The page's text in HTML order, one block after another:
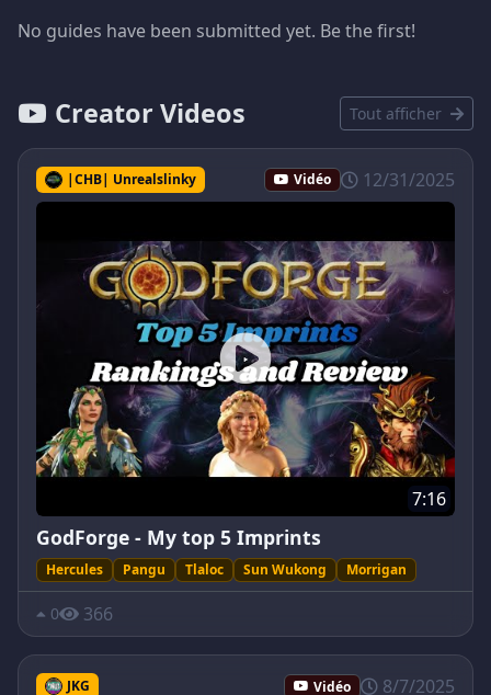
No guides have been submitted yet. Be the first!
Creator Videos Tout afficher
|CHB| Unrealslinky Vidéo 12/31/2025
7:16
GodForge - My top 5 Imprints
Hercules Pangu Tlaloc Sun Wukong Morrigan
0 366
JKG Vidéo 8/7/2025